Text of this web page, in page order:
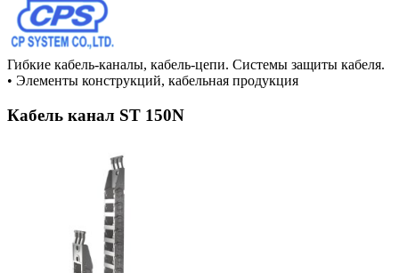
Гибкие кабель-каналы, кабель-цепи. Системы защиты кабеля.
• Элементы конструкций, кабельная продукция
Кабель канал ST 150N